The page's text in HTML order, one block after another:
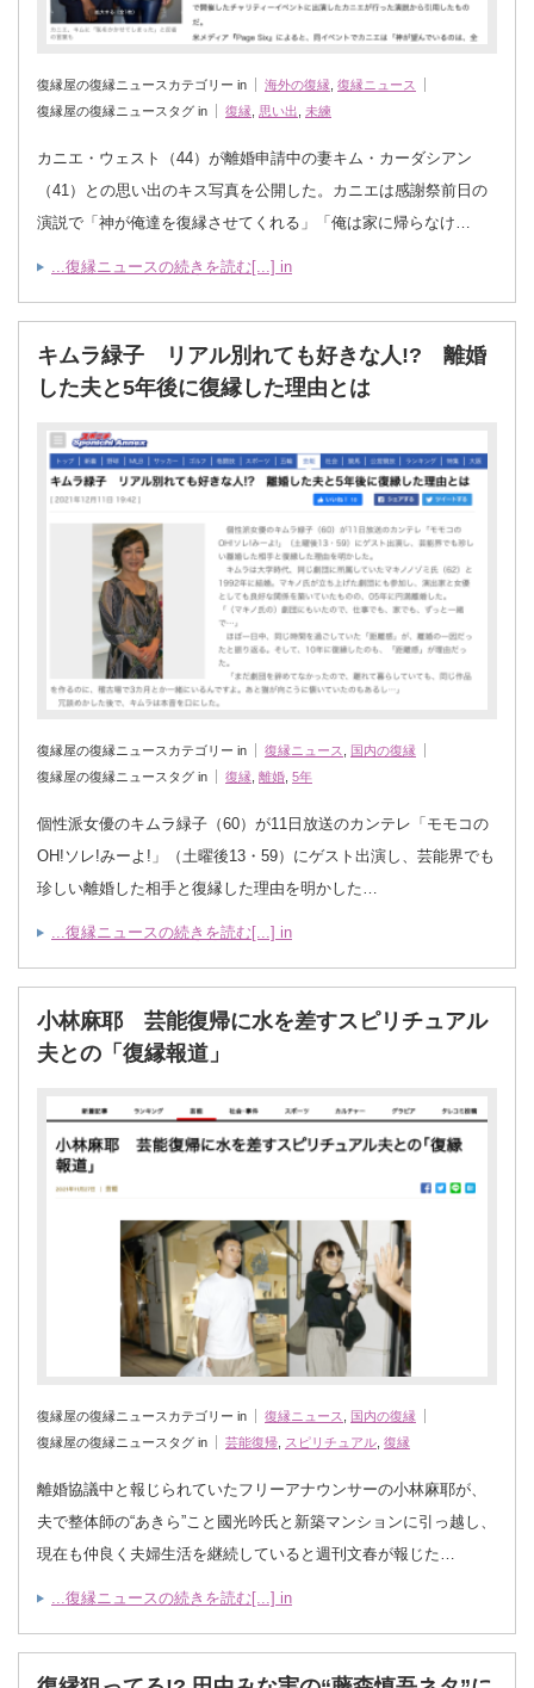
復縁屋の復縁ニュースカテゴリー in 海外の復縁 復縁ニュース
復縁屋の復縁ニュースタグ in
復縁 思い出 未練
カニエ・ウェスト（44）が離婚申請中の妻キム・カーダシアン
（41）との思い出のキス写真を公開した。カニエは感謝祭前日の
演説で「神が俺達を復縁させてくれる」「俺は家に帰らなけ…
...復縁ニュースの続きを読む[...] in
キムラ緑子 リアル別れても好きな人!? 離婚
した夫と5年後に復縁した理由とは
復縁屋の復縁ニュースカテゴリー in 復縁ニュース
国内の復縁
復縁屋の復縁ニュースタグ in
復縁 離婚 5年
個性派女優のキムラ緑子（60）が11日放送のカンテレ「モモコの
OH!ソレ!みーよ!」（土曜後13・59）にゲスト出演し、芸能界でも
珍しい離婚した相手と復縁した理由を明かした…
...復縁ニュースの続きを読む[...] in
小林麻耶 芸能復帰に水を差すスピリチュアル
夫との「復縁報道」
復縁屋の復縁ニュースカテゴリー in 復縁ニュース
国内の復縁
復縁屋の復縁ニュースタグ in
芸能復帰 スピリチュアル 復縁
離婚協議中と報じられていたフリーアナウンサーの小林麻耶が、
夫で整体師の“あきら”こと國光吟氏と新築マンションに引っ越し、
現在も仲良く夫婦生活を継続していると週刊文春が報じた…
...復縁ニュースの続きを読む[...] in